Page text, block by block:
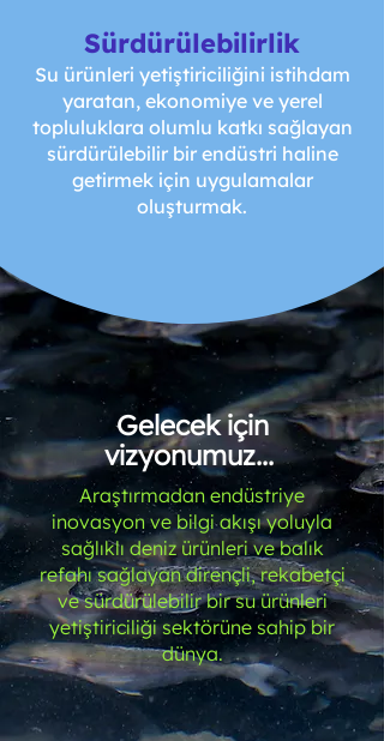
Sürdürülebilirlik
Su ürünleri yetiştiriciliğini istihdam
yaratan, ekonomiye ve yerel
topluluklara olumlu katkı sağlayan
sürdürülebilir bir endüstri haline
getirmek için uygulamalar
oluşturmak.
Gelecek için
vizyonumuz...
Araştırmadan endüstriye
inovasyon ve bilgi akışı yoluyla
sağlıklı deniz ürünleri ve balık
refahı sağlayan dirençli, rekabetçi
ve sürdürülebilir bir su ürünleri
yetiştiriciliği sektörüne sahip bir
dünya.